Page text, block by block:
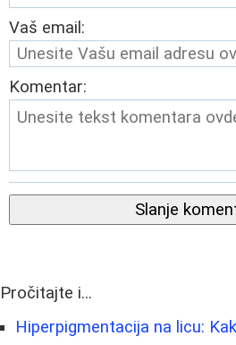
Vaš email:
Komentar:
Slanje
Pročitajte i...
Hiperpigmentacija na licu: